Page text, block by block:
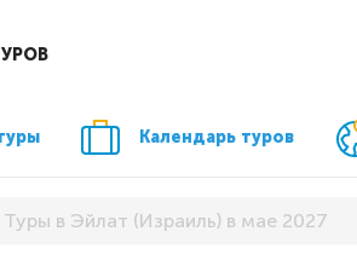
Календарь туров
Туры в Эйлат (Израиль) в мае 2027